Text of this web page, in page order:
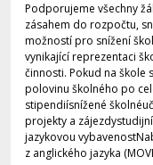
Podporujeme všechny
zásahem do rozpočtu,
možností pro snížení
vynikající reprezentaci
činnosti. Pokud na škole
polovinu školného po
stipendiísnížené
projekty a
jazykovou
z anglického jazyka